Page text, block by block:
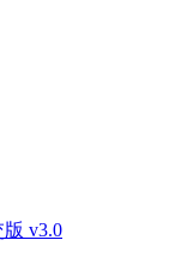
v3.0